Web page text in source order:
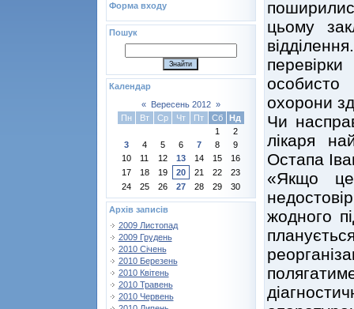
Форма входу
Пошук
Календар
«
Вересень 2012 »
Пн
Вт Ср Чт Пт Сб
Нд
1
2
3
4 5 6 7 8
9
10
11 12 13 14 15
16
17
18 19 20 21 22
23
24
25 26 27 28 29 30
Архів записів
2009 Листопад
2009 Грудень
2010 Січень
2010 Березень
2010 Квітень
2010 Травень
2010 Червень
цьому
особисто
охорони
Чи
лікаря
Остапа
«Якщо
жодного